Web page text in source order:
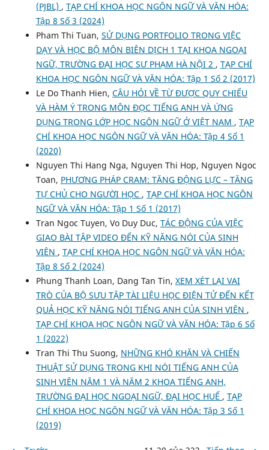
(PJBL) , TẠP CHÍ KHOA HỌC NGÔN NGỮ VÀ VĂN HÓA:
Tập 8 Số 3 (2024)
Pham Thi Tuan, SỬ DỤNG PORTFOLIO TRONG VIỆC
DẠY VÀ HỌC BỘ MÔN BIÊN DỊCH 1 TẠI KHOA NGOẠI
NGỮ, TRƯỜNG ĐẠI HỌC SƯ PHẠM HÀ NỘI 2 , TẠP CHÍ
KHOA HỌC NGÔN NGỮ VÀ VĂN HÓA: Tập 1 Số 2 (2017)
Le Do Thanh Hien, CÂU HỎI VỀ TỪ ĐƯỢC QUY CHIẾU
VÀ HÀM Ý TRONG MÔN ĐỌC TIẾNG ANH VÀ ỨNG
DỤNG TRONG LỚP HỌC NGÔN NGỮ Ở VIỆT NAM , TẠP
CHÍ KHOA HỌC NGÔN NGỮ VÀ VĂN HÓA: Tập 4 Số 1
(2020)
Nguyen Thi Hang Nga, Nguyen Thi Hop, Nguyen Ngoc
Toan, PHƯƠNG PHÁP CRAM: TĂNG ĐỘNG LỰC – TĂNG
TỰ CHỦ CHO NGƯỜI HỌC , TẠP CHÍ KHOA HỌC NGÔN
NGỮ VÀ VĂN HÓA: Tập 1 Số 1 (2017)
Tran Ngoc Tuyen, Vo Duy Duc, TÁC ĐỘNG CỦA VIỆC
GIAO BÀI TẬP VIDEO ĐẾN KỸ NĂNG NÓI CỦA SINH
VIÊN , TẠP CHÍ KHOA HỌC NGÔN NGỮ VÀ VĂN HÓA:
Tập 8 Số 2 (2024)
Phung Thanh Loan, Dang Tan Tin, XEM XÉT LẠI VAI
TRÒ CỦA BỘ SƯU TẬP TÀI LIỆU HỌC ĐIỆN TỬ ĐẾN KẾT
QUẢ HỌC KỸ NĂNG NÓI TIẾNG ANH CỦA SINH VIÊN ,
TẠP CHÍ KHOA HỌC NGÔN NGỮ VÀ VĂN HÓA: Tập 6 Số
1 (2022)
Tran Thi Thu Suong, NHỮNG KHÓ KHĂN VÀ CHIẾN
THUẬT SỬ DỤNG TRONG KHI NÓI TIẾNG ANH CỦA
SINH VIÊN NĂM 1 VÀ NĂM 2 KHOA TIẾNG ANH,
TRƯỜNG ĐẠI HỌC NGOẠI NGỮ, ĐẠI HỌC HUẾ , TẠP
CHÍ KHOA HỌC NGÔN NGỮ VÀ VĂN HÓA: Tập 3 Số 1
(2019)